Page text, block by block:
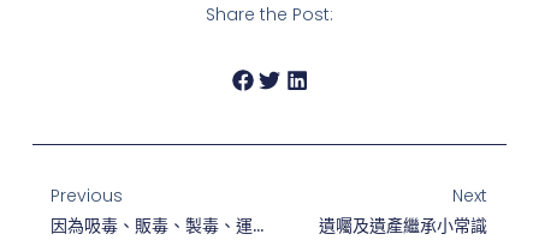
Share the Post:
Previous
因為吸毒、販毒、製毒、運毒被抓時，該怎麼辦？
Next
遺囑及遺產繼承小常識